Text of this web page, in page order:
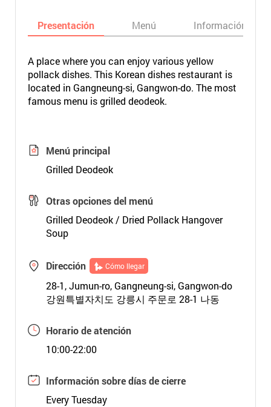
Presentación Menú Información
A place where you can enjoy various yellow
pollack dishes. This Korean dishes restaurant is
located in Gangneung-si, Gangwon-do. The most
famous menu is grilled deodeok.
Menú principal
Grilled Deodeok
Otras opciones del menú
Grilled Deodeok / Dried Pollack Hangover
Soup
Dirección Cómo llegar
28-1, Jumun-ro, Gangneung-si, Gangwon-do
강원특별자치도 강릉시 주문로 28-1 나동
Horario de atención
10:00-22:00
Información sobre días de cierre
Every Tuesday